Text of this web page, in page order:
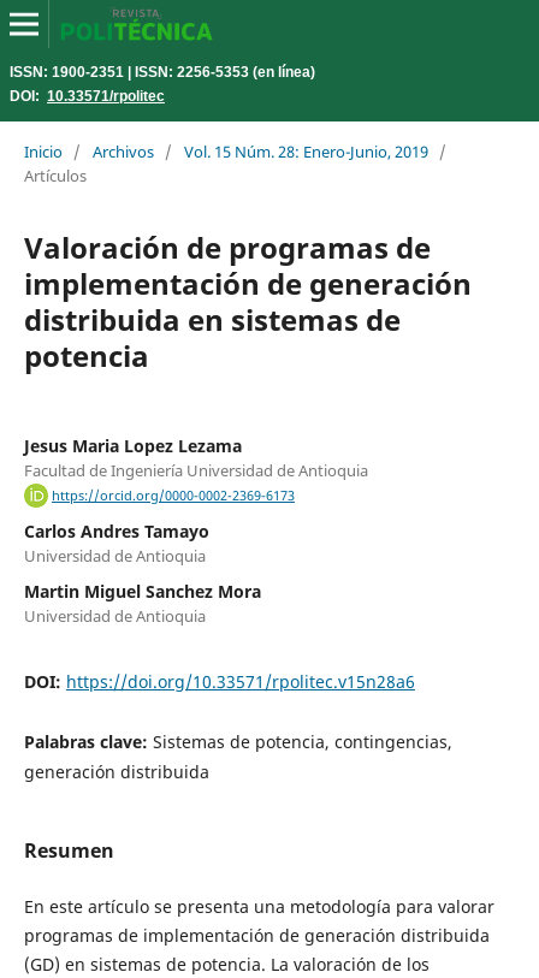
ISSN: 1900-2351 | ISSN: 2256-5353 (en línea)
DOI: 10.33571/rpolitec
Inicio / Archivos / Vol. 15 Núm. 28: Enero-Junio, 2019 /
Artículos
Valoración de programas de
implementación de generación
distribuida en sistemas de
potencia
Jesus Maria Lopez Lezama
Facultad de Ingeniería Universidad de Antioquia
https://orcid.org/0000-0002-2369-6173
Carlos Andres Tamayo
Universidad de Antioquia
Martin Miguel Sanchez Mora
Universidad de Antioquia
DOI: https://doi.org/10.33571/rpolitec.v15n28a6
Palabras clave: Sistemas de potencia, contingencias,
generación distribuida
Resumen
En este artículo se presenta una metodología para valorar
programas de implementación de generación distribuida
(GD) en sistemas de potencia. La valoración de los